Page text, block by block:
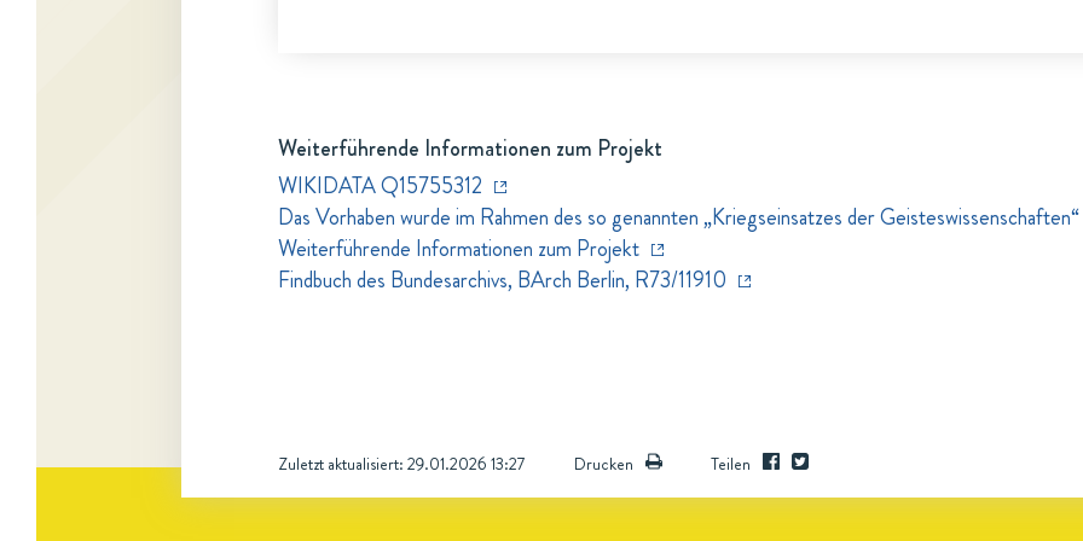
Weiterführende Informationen zum Projekt
WIKIDATA Q15755312
Das Vorhaben wurde im Rahmen des so genannten „Kriegseinsatzes der
Weiterführende Informationen zum Projekt
Findbuch des Bundesarchivs, BArch Berlin, R73/11910
Zuletzt aktualisiert: 29.01.2026 13:27 Drucken Teilen